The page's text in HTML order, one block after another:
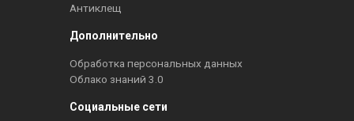
Антиклещ
Дополнительно
Обработка персональных данных
Облако знаний 3.0
Социальные сети